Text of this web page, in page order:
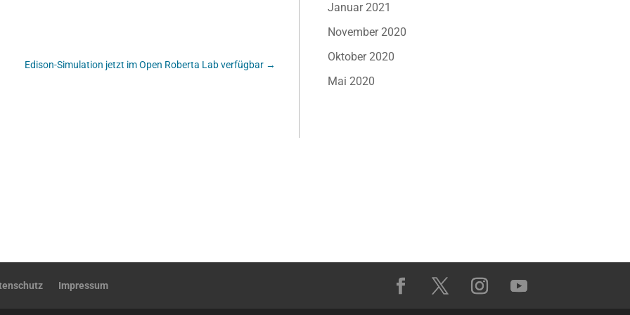
Edison-Simulation jetzt im Open Roberta Lab verfügbar →
Januar 2021
November 2020
Oktober 2020
Mai 2020
Impressum